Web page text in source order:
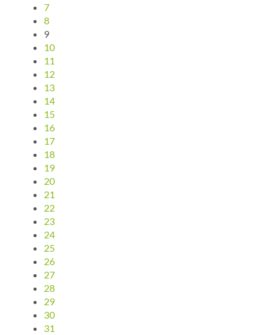
7
8
9
10
11
12
13
14
15
16
17
18
19
20
21
22
23
24
25
26
27
28
29
30
31